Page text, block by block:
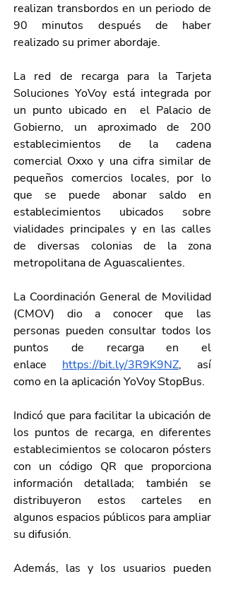
realizan transbordos en un periodo de
90 minutos después de haber
realizado su primer abordaje.
La red de recarga para la Tarjeta
Soluciones YoVoy está integrada por
un punto ubicado en  el Palacio de
Gobierno, un aproximado de 200
establecimientos de la cadena
comercial Oxxo y una cifra similar de
pequeños comercios locales, por lo
que se puede abonar saldo en
establecimientos ubicados sobre
vialidades principales y en las calles
de diversas colonias de la zona
metropolitana de Aguascalientes.
La Coordinación General de Movilidad
(CMOV) dio a conocer que las
personas pueden consultar todos los
puntos de recarga en el
enlace
https://bit.ly/3R9K9NZ, así
como en la aplicación YoVoy StopBus.
Indicó que para facilitar la ubicación de
los puntos de recarga, en diferentes
establecimientos se colocaron pósters
con un código QR que proporciona
información detallada; también se
distribuyeron estos carteles en
algunos espacios públicos para ampliar
su difusión.
Además, las y los usuarios pueden